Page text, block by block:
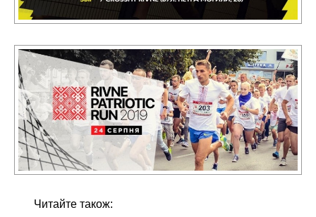
Читайте також: